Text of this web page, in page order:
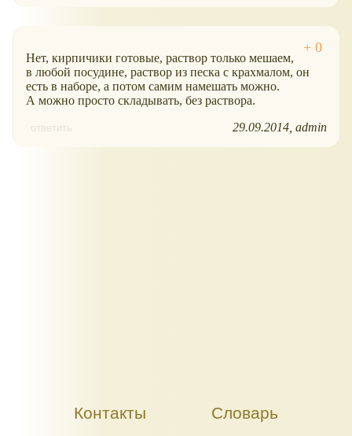
Нет, кирпичики готовые, раствор только мешаем,
в любой посудине, раствор из песка с крахмалом, он
есть в наборе, а потом самим намешать можно.
А можно просто складывать, без раствора.
ответить 29.09.2014 admin
Контакты Словарь